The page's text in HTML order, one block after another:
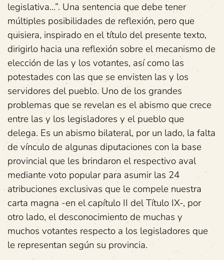
legislativa…”. Una sentencia que debe tener
múltiples posibilidades de reflexión, pero que
quisiera, inspirado en el título del presente texto,
dirigirlo hacia una reflexión sobre el mecanismo de
elección de las y los votantes, así como las
potestades con las que se envisten las y los
servidores del pueblo. Uno de los grandes
problemas que se revelan es el abismo que crece
entre las y los legisladores y el pueblo que
delega. Es un abismo bilateral, por un lado, la falta
de vínculo de algunas diputaciones con la base
provincial que les brindaron el respectivo aval
mediante voto popular para asumir las 24
atribuciones exclusivas que le compele nuestra
carta magna -en el capítulo II del Título IX-, por
otro lado, el desconocimiento de muchas y
muchos votantes respecto a los legisladores que
le representan según su provincia.